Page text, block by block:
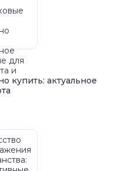
купить: актуальное